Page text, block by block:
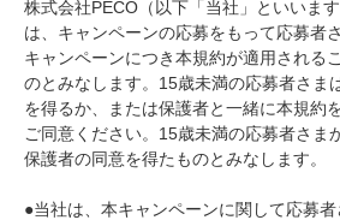
株式会社PECO（以下「当社」といいま
は、キャンペーンの応募をもって応募者
キャンペーンにつき本規約が適用される
のとみなします。15歳未満の応募者さま
を得るか、または保護者と一緒に本規約
ご同意ください。15歳未満の応募者さま
保護者の同意を得たものとみなします。
●当社は、本キャンペーンに関して応募